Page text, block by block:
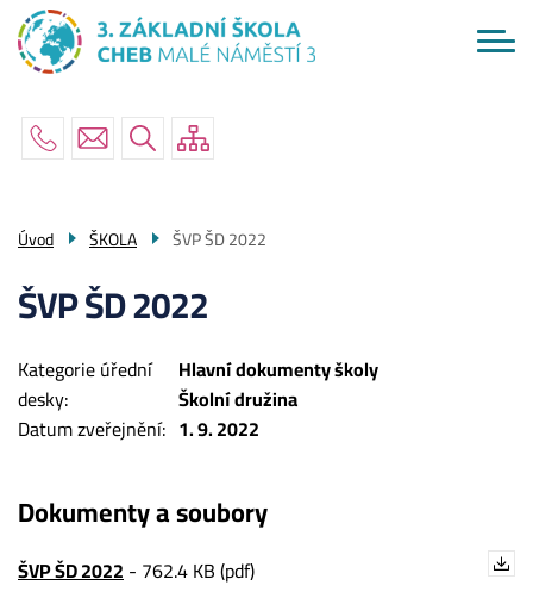
Přejít
hlavnímu
Menu
navigace
ŠKOLA
AKTUÁLNĚ
RODIČE
PO ŠKOLE
Úvod ŠKOLA ŠVP ŠD 2022
ŠVP ŠD 2022
Kategorie úřední
desky
Hlavní dokumenty školy
Školní družina
Datum zveřejnění 1. 9. 2022
Dokumenty a soubory
ŠVP ŠD 2022- 762.4 KB (pdf)